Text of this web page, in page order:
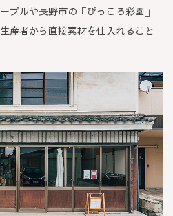
プルや長野市の「ぴっころ彩園」
産者から直接素材を仕入れること